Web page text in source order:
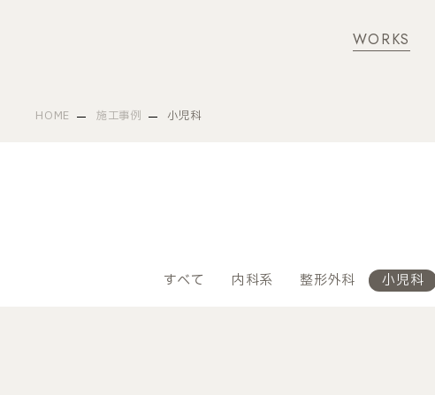
WORKS
HOME 施工事例 小児科
すべて 内科系 整形外科 小児科